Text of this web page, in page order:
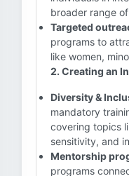
broader range
Targeted
programs to
like women,
2. Creating an
Diversity &
mandatory
covering topics
sensitivity, and
Mentorship
programs